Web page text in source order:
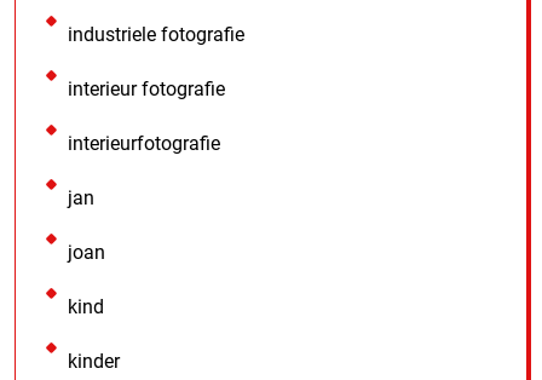
industriele fotografie
interieur fotografie
interieurfotografie
jan
joan
kind
kinder